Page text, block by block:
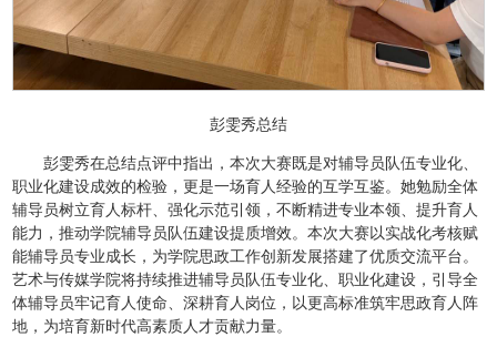
彭雯秀总结
彭雯秀在总结点评中指出，本次大赛既是对辅导员队伍专业化、
职业化建设成效的检验，更是一场育人经验的互学互鉴。她勉励全体
辅导员树立育人标杆、强化示范引领，不断精进专业本领、提升育人
能力，推动学院辅导员队伍建设提质增效。本次大赛以实战化考核赋
能辅导员专业成长，为学院思政工作创新发展搭建了优质交流平台。
艺术与传媒学院将持续推进辅导员队伍专业化、职业化建设，引导全
体辅导员牢记育人使命、深耕育人岗位，以更高标准筑牢思政育人阵
地，为培育新时代高素质人才贡献力量。